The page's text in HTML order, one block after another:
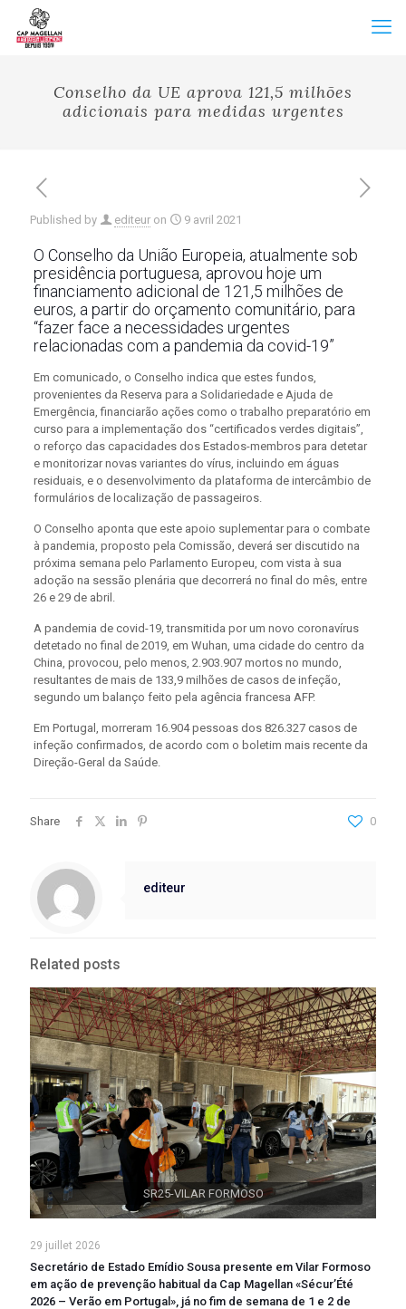
Conselho da UE aprova 121,5 milhões
adicionais para medidas urgentes
Published by editeur on 9 avril 2021
O Conselho da União Europeia, atualmente sob
presidência portuguesa, aprovou hoje um
financiamento adicional de 121,5 milhões de
euros, a partir do orçamento comunitário, para
“fazer face a necessidades urgentes
relacionadas com a pandemia da covid-19”
Em comunicado, o Conselho indica que estes fundos,
provenientes da Reserva para a Solidariedade e Ajuda de
Emergência, financiarão ações como o trabalho preparatório em
curso para a implementação dos “certificados verdes digitais”,
o reforço das capacidades dos Estados-membros para detetar
e monitorizar novas variantes do vírus, incluindo em águas
residuais, e o desenvolvimento da plataforma de intercâmbio de
formulários de localização de passageiros.
O Conselho aponta que este apoio suplementar para o combate
à pandemia, proposto pela Comissão, deverá ser discutido na
próxima semana pelo Parlamento Europeu, com vista à sua
adoção na sessão plenária que decorrerá no final do mês, entre
26 e 29 de abril.
A pandemia de covid-19, transmitida por um novo coronavírus
detetado no final de 2019, em Wuhan, uma cidade do centro da
China, provocou, pelo menos, 2.903.907 mortos no mundo,
resultantes de mais de 133,9 milhões de casos de infeção,
segundo um balanço feito pela agência francesa AFP.
Em Portugal, morreram 16.904 pessoas dos 826.327 casos de
infeção confirmados, de acordo com o boletim mais recente da
Direção-Geral da Saúde.
Share 0
editeur
Related posts
SR25-VILAR FORMOSO
29 juillet 2026
Secretário de Estado Emídio Sousa presente em Vilar Formoso
em ação de prevenção habitual da Cap Magellan «Sécur’Été
2026 – Verão em Portugal», já no fim de semana de 1 e 2 de